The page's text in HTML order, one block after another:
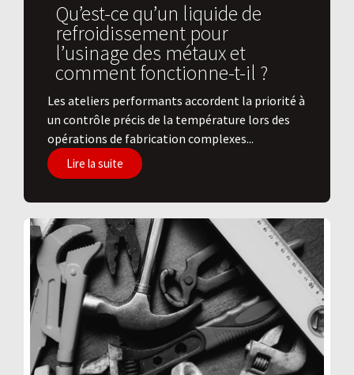
Qu’est-ce qu’un liquide de
refroidissement pour
l’usinage des métaux et
comment fonctionne-t-il ?
Les ateliers performants accordent la priorité à
un contrôle précis de la température lors des
opérations de fabrication complexes...
Lire la suite